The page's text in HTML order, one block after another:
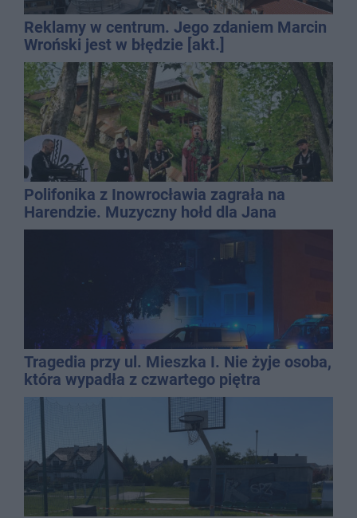
Reklamy w centrum. Jego zdaniem Marcin
Wroński jest w błędzie [akt.]
Polifonika z Inowrocławia zagrała na
Harendzie. Muzyczny hołd dla Jana
Kasprowicza
Tragedia przy ul. Mieszka I. Nie żyje osoba,
która wypadła z czwartego piętra